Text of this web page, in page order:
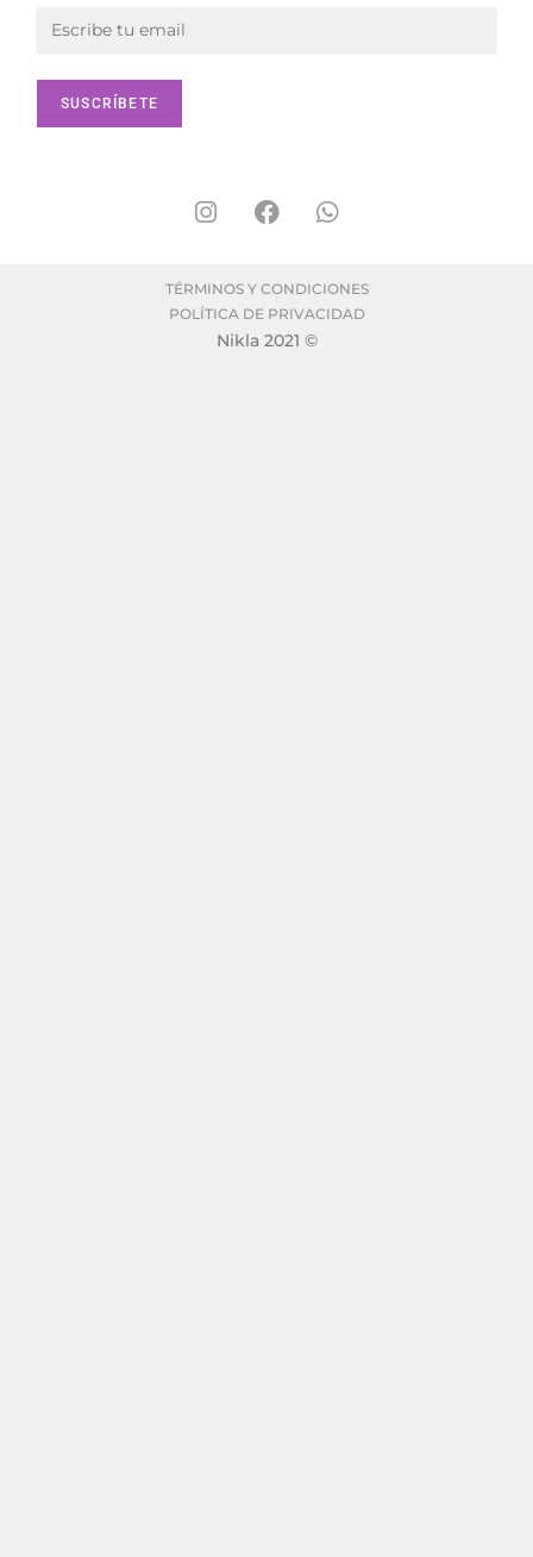
TÉRMINOS Y CONDICIONES
POLÍTICA DE PRIVACIDAD
Nikla 2021 ©